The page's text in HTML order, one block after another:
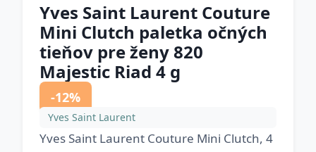
Yves Saint Laurent Couture
Mini Clutch paletka očných
tieňov pre ženy 820
Majestic Riad 4 g
-12%
Yves Saint Laurent
Yves Saint Laurent Couture Mini Clutch, 4